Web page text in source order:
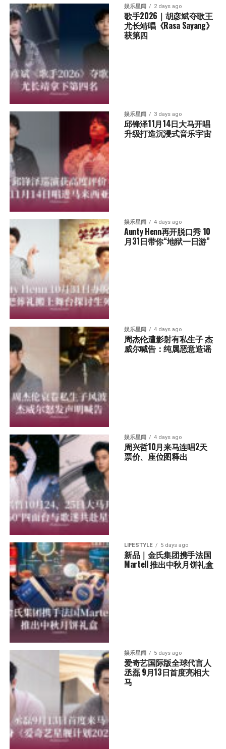
娱乐星闻 2 days ago
歌手2026｜胡彦斌夺歌王
尤长靖唱《Rasa Sayang》
获第四
娱乐星闻 3 days ago
邱锋泽11月14日大马开唱
升级打造沉浸式音乐宇宙
娱乐星闻 4 days ago
Aunty Henn再开脱口秀 10
月31日带你“地狱一日游”
娱乐星闻 4 days ago
周杰伦遭影射有私生子 杰
威尔喊告：纯属恶意造谣
娱乐星闻 4 days ago
周兴哲10月来马连唱2天
票价、座位图释出
LIFESTYLE 5 days ago
新品｜金氏集团携手法国
Martell 推出中秋月饼礼盒
娱乐星闻 5 days ago
爱奇艺国际版全球代言人
丞磊 9月13日首度亮相大
马